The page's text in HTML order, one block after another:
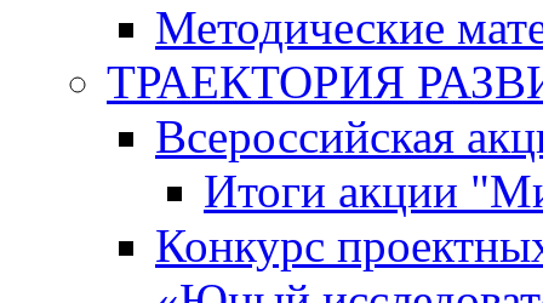
Методические
ТРАЕКТОРИЯ
Всероссийская
Итоги акции
Конкурс